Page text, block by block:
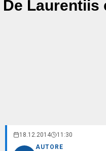
De Laurentiis
18.12.2014 11:30
AUTORE